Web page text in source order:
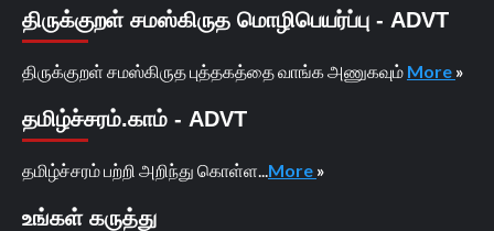
திருக்குறள் சமஸ்கிருத மொழிபெயர்ப்பு - ADVT
திருக்குறள் சமஸ்கிருத புத்தகத்தை வாங்க அணுகவும் More »
தமிழ்ச்சரம்.காம் - ADVT
தமிழ்ச்சரம் பற்றி அறிந்து கொள்ள... More »
உங்கள் கருத்து